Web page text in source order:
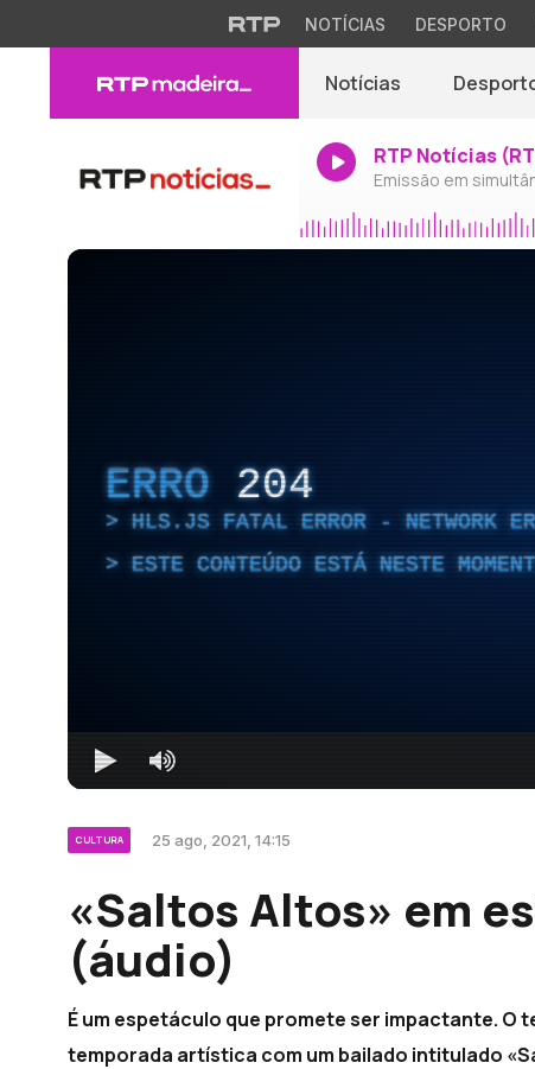
NOTÍCIAS DESPORTO
Notícias
RTP Notícias
Emissão em
ERRO 204
HLS.JS FATAL ERROR - NETWORK
ESTE CONTEÚDO ESTÁ NESTE
CULTURA 25 ago, 2021, 14:15
«Saltos Altos» em
(áudio)
É um espetáculo que promete ser impactante. O
temporada artística com um bailado intitulado